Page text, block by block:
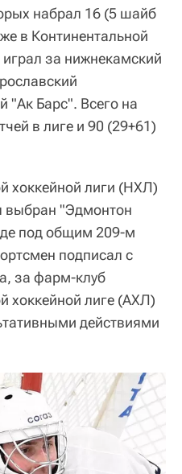
набрал 16 (5 шайб
в Континентальной
за нижнекамский
"Ак Барс". Всего на
в лиге и 90 (29+61)
хоккейной лиги (НХЛ)
выбран "Эдмонтон
под общим 209-м
подписал с
за фарм-клуб
хоккейной лиге (АХЛ)
действиями